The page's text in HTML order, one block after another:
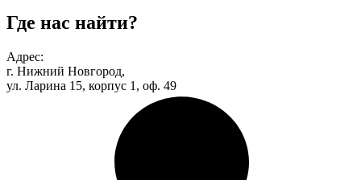
Где нас найти?
Адрес:
г. Нижний Новгород,
ул. Ларина 15, корпус 1, оф. 49